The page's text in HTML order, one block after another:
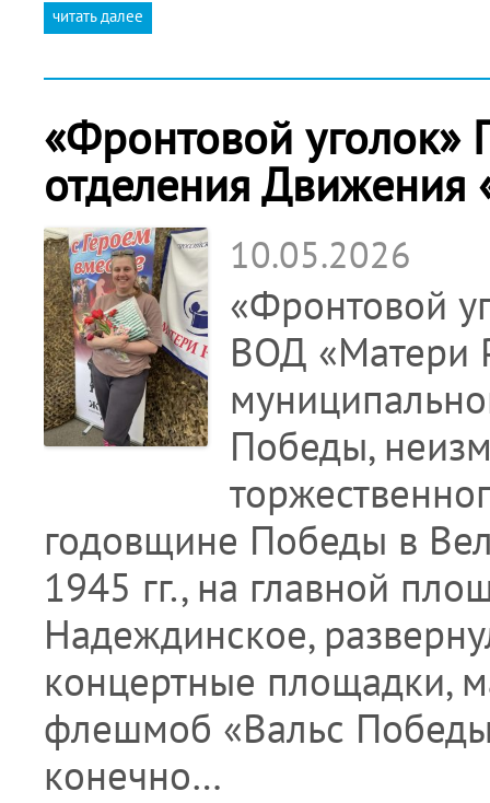
читать далее
«Фронтовой уголок»
отделения Движения
10.05.2026
«Фронтовой
ВОД «Матери
Победы,
годовщине Победы в
1945 гг., на главной
Надеждинское,
концертные площадки,
флешмоб «Вальс
конечно…